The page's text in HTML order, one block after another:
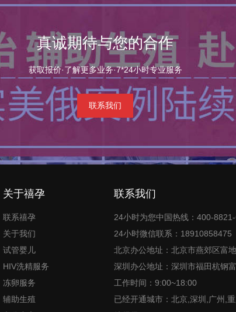
真诚期待与您的合作
获取报价·了解更多业务·7*24小时专业服务
联系我们
关于禧孕
联系禧孕
关于我们
试管婴儿
HIV洗精服务
冻卵服务
辅助生殖
联系我们
24小时为您中国热线：400-
24小时微信联系：18910858475
北京办公地址：北京市燕郊区富
深圳办公地址：深圳市福田杭钢
工作时间：9:00~18:00
已经开通城市：北京,深圳,广州,